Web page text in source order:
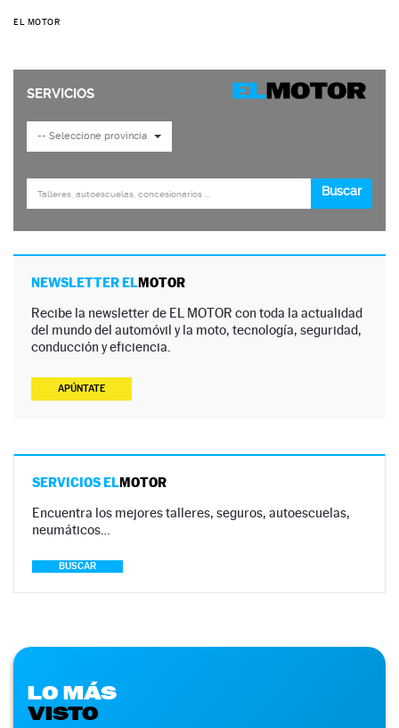
EL MOTOR
NEWSLETTER ELMOTOR
Recibe la newsletter de EL MOTOR con toda la actualidad
del mundo del automóvil y la moto, tecnología, seguridad,
conducción y eficiencia.
APÚNTATE
SERVICIOS ELMOTOR
Encuentra los mejores talleres, seguros, autoescuelas,
neumáticos…
BUSCAR
LO MÁS
VISTO